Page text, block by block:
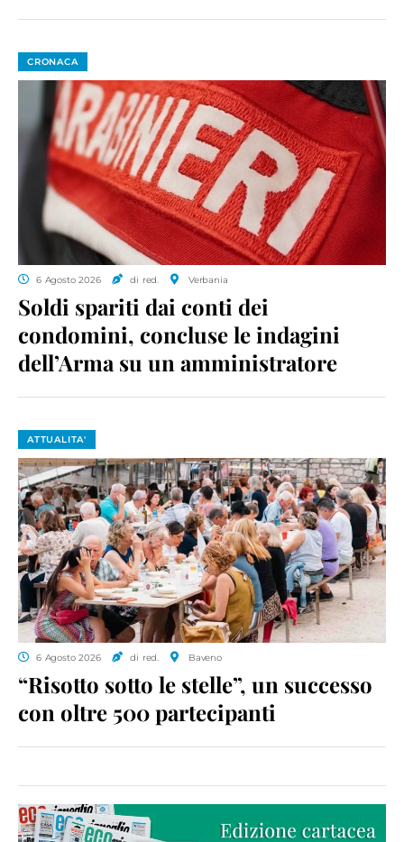
CRONACA
6 Agosto 2026 di red. Verbania
Soldi spariti dai conti dei
condomini, concluse le indagini
dell’Arma su un amministratore
ATTUALITA'
6 Agosto 2026 di red. Baveno
“Risotto sotto le stelle”, un successo
con oltre 500 partecipanti